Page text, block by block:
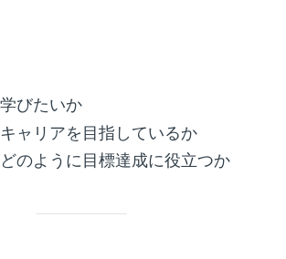
びたいか
ャリアを目指しているか
のように目標達成に役立つか